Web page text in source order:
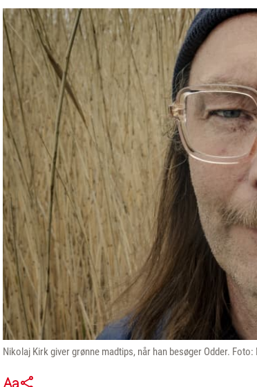
Nikolaj Kirk giver grønne madtips, når han besøger Odder.